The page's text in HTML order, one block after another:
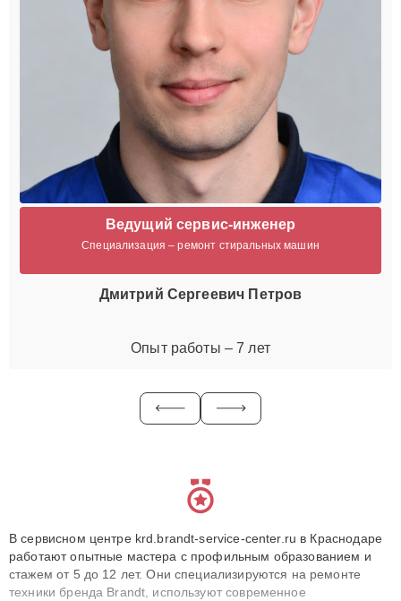
Ведущий сервис-инженер
Специализация – ремонт стиральных машин
Дмитрий Сергеевич Петров
Опыт работы – 7 лет
В сервисном центре krd.brandt-service-center.ru в Краснодаре
работают опытные мастера с профильным образованием и
стажем от 5 до 12 лет. Они специализируются на ремонте
техники бренда Brandt, используют современное